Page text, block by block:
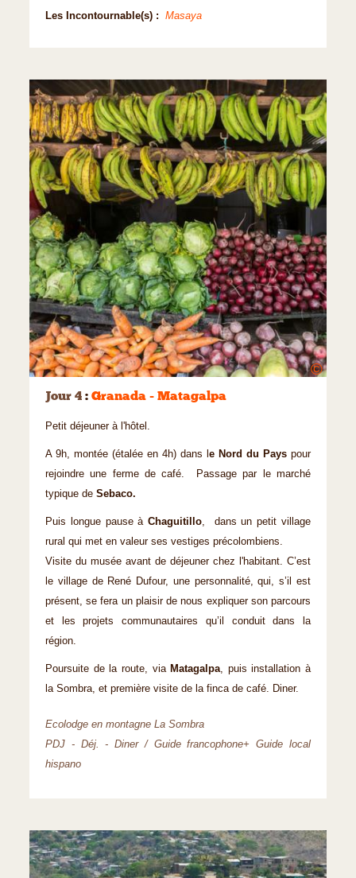
Les Incontournable(s) : Masaya
©
Jour 4 : Granada - Matagalpa
Petit déjeuner à l'hôtel.
A 9h, montée (étalée en 4h) dans l e Nord du Pays pour
rejoindre une ferme de café. Passage par le marché
typique de Sebaco.
Puis longue pause àChaguitillo, dans un petit village
rural qui met en valeur ses vestiges précolombiens.
Visite du musée avant de déjeuner chez l'habitant. C’est
le village de René Dufour, une personnalité, qui, s’il est
présent, se fera un plaisir de nous expliquer son parcours
et les projets communautaires qu’il conduit dans la
région.
Poursuite de la route, via Matagalpa, puis installation à
la Sombra, et première visite de la finca de café. Diner.
Ecolodge en montagne La Sombra
PDJ - Déj. - Diner / Guide francophone+ Guide local
hispano